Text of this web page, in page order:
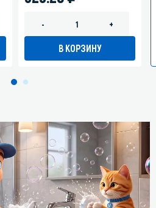
- +
В КОРЗИНУ